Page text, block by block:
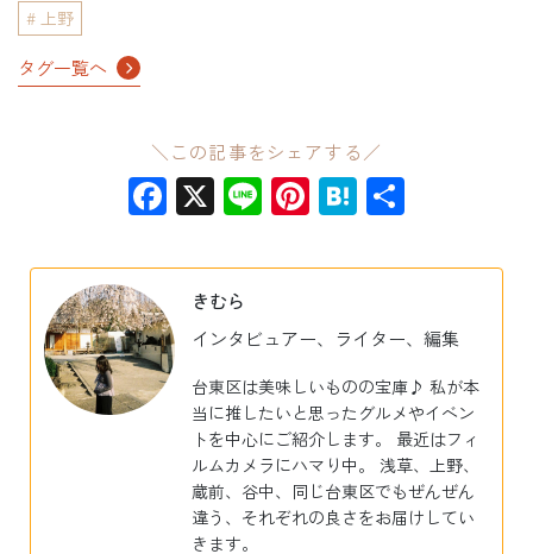
上野
タグ一覧へ
＼この記事をシェアする／
Facebook
X LinePinterest
Hatena
きむら
インタビュアー、ライター、編集
台東区は美味しいものの宝庫♪ 私が本
当に推したいと思ったグルメやイベン
トを中心にご紹介します。 最近はフィ
ルムカメラにハマり中。 浅草、上野、
蔵前、谷中、同じ台東区でもぜんぜん
違う、それぞれの良さをお届けしてい
きます。